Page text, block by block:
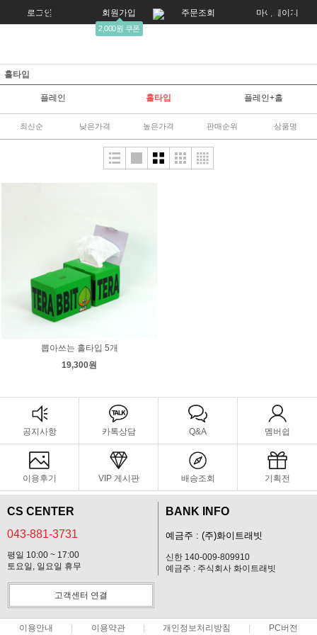
로그인 회원가입
2,000원 쿠폰
주문조회 마이페이지
홀타입
플레인 홀타입 플레인+홀
최신순 낮은가격 높은가격 판매순위 상품명
뽑아쓰는 홀타입 5개
19,300원
공지사항 카톡상담 Q&A 멤버쉽
이용후기 VIP 게시판 배송조회 기획전
CS CENTER
043-881-3731
평일 10:00 ~ 17:00
토요일, 일요일 휴무
BANK INFO
예금주 : (주)화이트래빗
신한 140-009-809910
예금주 : 주식회사 화이트래빗
고객센터 연결
이용안내 이용약관 개인정보처리방침 PC버전